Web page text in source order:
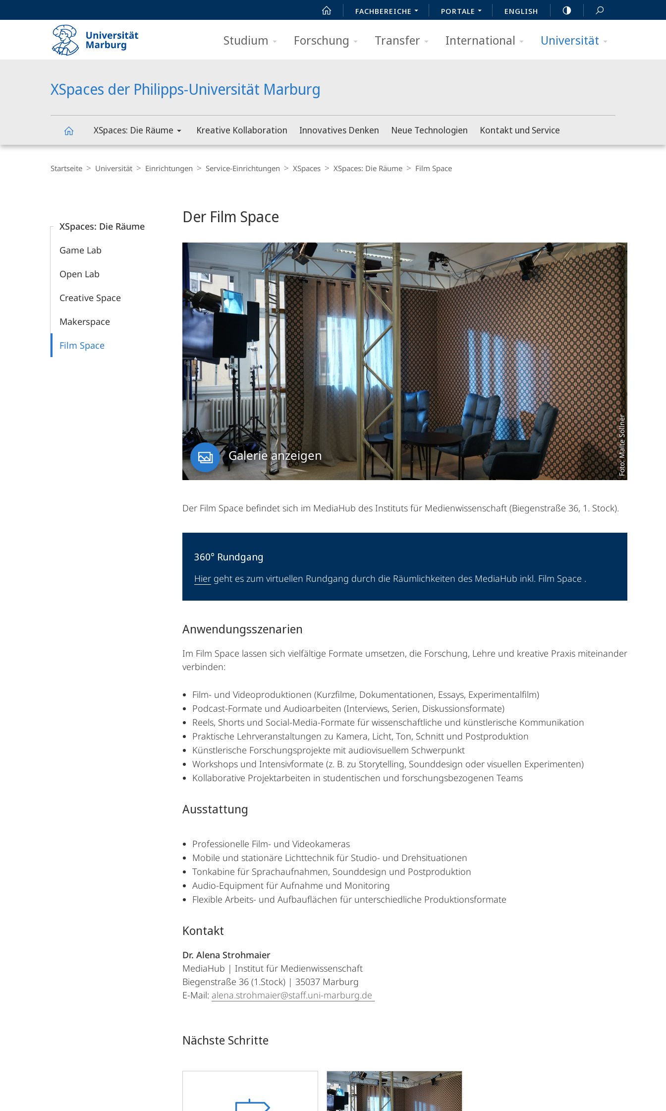
FACHBEREICHE PORTALE ENGLISH
Studium Forschung Transfer International Universität
XSpaces der Philipps-Universität Marburg
Universität
Marburg
XSpaces: Die Räume Kreative Kollaboration Innovatives Denken Neue Technologien Kontakt und Service
Navigation
Startseite Universität Einrichtungen Service-Einrichtungen XSpaces XSpaces: Die Räume Film Space
XSpaces: Die Räume
Game Lab
Open Lab
Creative Space
Makerspace
Film Space
Der Film Space
Foto: Malte Söllner
Galerie anzeigen
Der Film Space befindet sich im MediaHub des Instituts für Medienwissenschaft (Biegenstraße 36, 1. Stock).
360° Rundgang
Hier geht es zum virtuellen Rundgang durch die Räumlichkeiten des MediaHub inkl. Film Space .
Anwendungsszenarien
Im Film Space lassen sich vielfältige Formate umsetzen, die Forschung, Lehre und kreative Praxis miteinander
verbinden:
Film- und Videoproduktionen (Kurzfilme, Dokumentationen, Essays, Experimentalfilm)
Podcast-Formate und Audioarbeiten (Interviews, Serien, Diskussionsformate)
Reels, Shorts und Social-Media-Formate für wissenschaftliche und künstlerische Kommunikation
Praktische Lehrveranstaltungen zu Kamera, Licht, Ton, Schnitt und Postproduktion
Künstlerische Forschungsprojekte mit audiovisuellem Schwerpunkt
Workshops und Intensivformate (z. B. zu Storytelling, Sounddesign oder visuellen Experimenten)
Kollaborative Projektarbeiten in studentischen und forschungsbezogenen Teams
Ausstattung
Professionelle Film- und Videokameras
Mobile und stationäre Lichttechnik für Studio- und Drehsituationen
Tonkabine für Sprachaufnahmen, Sounddesign und Postproduktion
Audio-Equipment für Aufnahme und Monitoring
Flexible Arbeits- und Aufbauflächen für unterschiedliche Produktionsformate
Kontakt
Dr. Alena Strohmaier
MediaHub | Institut für Medienwissenschaft
Biegenstraße 36 (1.Stock) | 35037 Marburg
E-Mail: alena.strohmaier@staff.uni-marburg.de
Nächste Schritte